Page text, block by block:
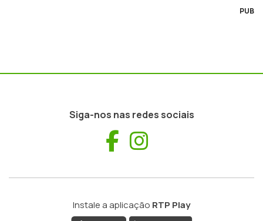
PUB
Siga-nos nas redes sociais
Facebook
Instale a aplicação RTP Play